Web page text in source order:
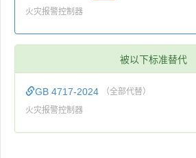
火灾报警控制器
被以下标准替代
GB 4717-2024 （全部代替）
火灾报警控制器